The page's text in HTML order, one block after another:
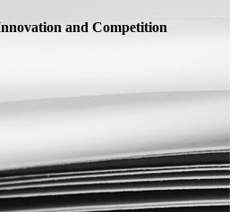
and Competition